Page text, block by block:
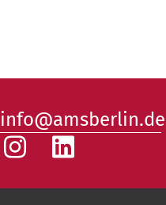
info@amsberlin.de